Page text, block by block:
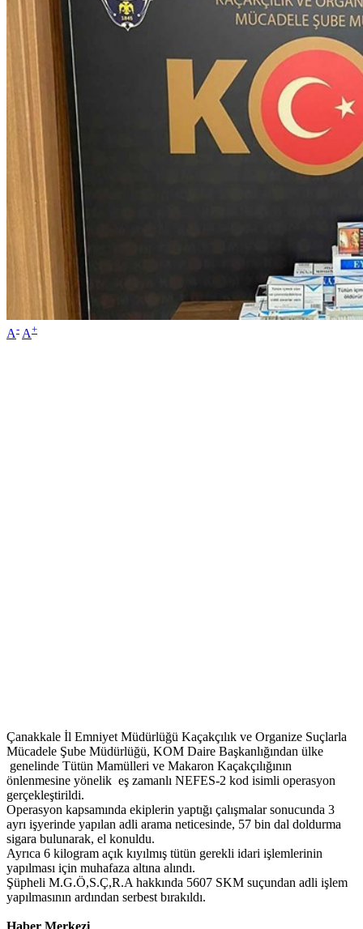
A- A+
Çanakkale İl Emniyet Müdürlüğü Kaçakçılık ve Organize Suçlarla
Mücadele Şube Müdürlüğü, KOM Daire Başkanlığından ülke
genelinde Tütün Mamülleri ve Makaron Kaçakçılığının
önlenmesine yönelik eş zamanlı NEFES-2 kod isimli operasyon
gerçekleştirildi.
Operasyon kapsamında ekiplerin yaptığı çalışmalar sonucunda 3
ayrı işyerinde yapılan adli arama neticesinde, 57 bin dal doldurma
sigara bulunarak, el konuldu.
Ayrıca 6 kilogram açık kıyılmış tütün gerekli idari işlemlerinin
yapılması için muhafaza altına alındı.
Şüpheli M.G.Ö,S.Ç,R.A hakkında 5607 SKM suçundan adli işlem
yapılmasının ardından serbest bırakıldı.